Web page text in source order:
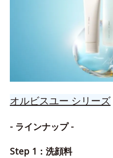
オルビスユー シリーズ
- ラインナップ -
Step 1：洗顔料